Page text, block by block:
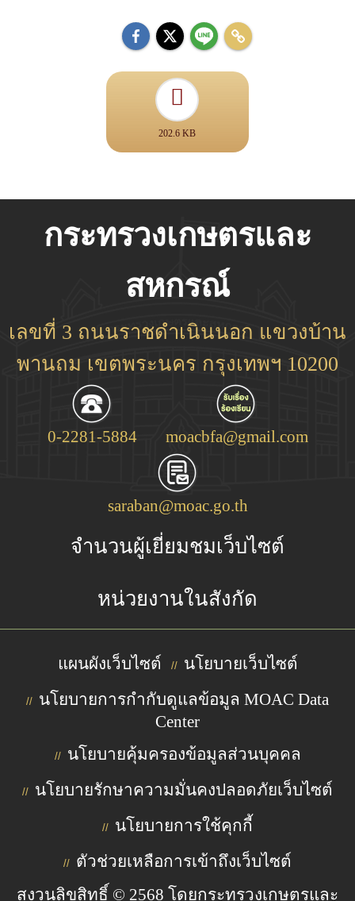
202.6 KB
กระทรวงเกษตรและ
สหกรณ์
เลขที่ 3 ถนนราชดำเนินนอก แขวงบ้าน
พานถม เขตพระนคร กรุงเทพฯ 10200
0-2281-5884 moacbfa@gmail.com
saraban@moac.go.th
จำนวนผู้เยี่ยมชมเว็บไซต์
หน่วยงานในสังกัด
แผนผังเว็บไซต์ // นโยบายเว็บไซต์
// นโยบายการกำกับดูแลข้อมูล MOAC Data
Center
// นโยบายคุ้มครองข้อมูลส่วนบุคคล
// นโยบายรักษาความมั่นคงปลอดภัยเว็บไซต์
// นโยบายการใช้คุกกี้
// ตัวช่วยเหลือการเข้าถึงเว็บไซต์
สงวนลิขสิทธิ์ © 2568 โดยกระทรวงเกษตรและ